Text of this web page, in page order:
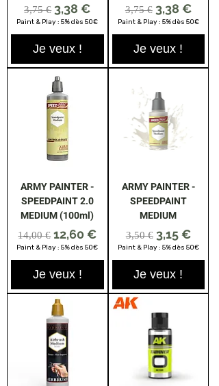
Prix original
3,75 € Prix promotionnel
3,38 €
Paint & Play : 5% dès 50€
Je veux !
Prix original
3,75 € Prix
3,38 €
Paint & Play : 5% dès 50€
Je veux !
ARMY PAINTER -
SPEEDPAINT 2.0
MEDIUM (100ml)
Prix original
14,00 € Prix promotionnel
12,60 €
Paint & Play : 5% dès 50€
Je veux !
ARMY PAINTER -
SPEEDPAINT
MEDIUM
Prix original
3,50 € Prix
3,15 €
Paint & Play : 5% dès 50€
Je veux !